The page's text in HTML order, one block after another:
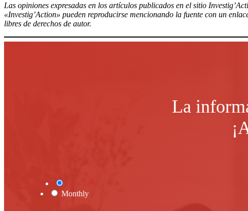
Las opiniones expresadas en los artículos publicados en el sitio
«Investig’Action» pueden reproducirse mencionando la fuente con un
libres de derechos de autor.
La
Monthly